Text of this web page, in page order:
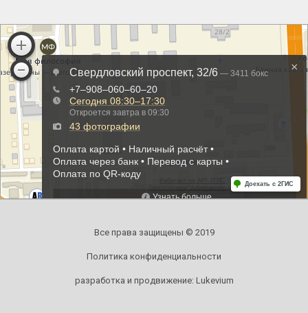
Все права защищены © 2019
Политика конфиденциальности
разработка и продвижение: Lukevium